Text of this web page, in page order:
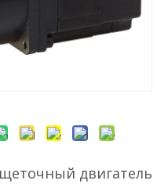
двигатель